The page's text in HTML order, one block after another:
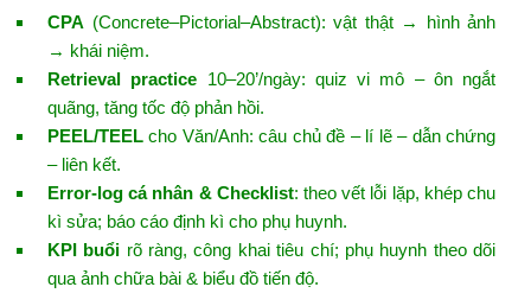
CPA (Concrete–Pictorial–Abstract): vật thật → hình ảnh
→ khái niệm.
Retrieval practice 10–20’/ngày: quiz vi mô – ôn ngắt
quãng, tăng tốc độ phản hồi.
PEEL/TEEL cho Văn/Anh: câu chủ đề – lí lẽ – dẫn chứng
– liên kết.
Error-log cá nhân & Checklist: theo vết lỗi lặp, khép chu
kì sửa; báo cáo định kì cho phụ huynh.
KPI buổi rõ ràng, công khai tiêu chí; phụ huynh theo dõi
qua ảnh chữa bài & biểu đồ tiến độ.